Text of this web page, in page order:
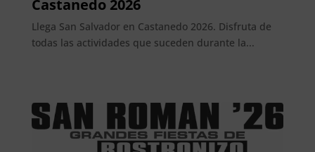
Castanedo 2026
Llega San Salvador en Castanedo 2026. Disfruta de
todas las actividades que suceden durante la...